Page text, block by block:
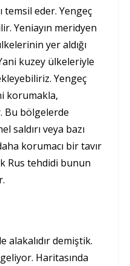
temsil eder. Yengeç
Yeniayın meridyen
yer aldığı
kuzey ülkeleriyle
Yengeç
korumakla,
Bu bölgelerde
saldırı veya bazı
korumacı bir tavır
Rus tehdidi bunun
alakalıdır demiştik.
Haritasında